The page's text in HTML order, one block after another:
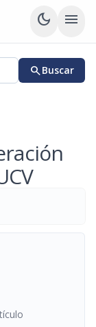
dark_mode menu
searchBuscar